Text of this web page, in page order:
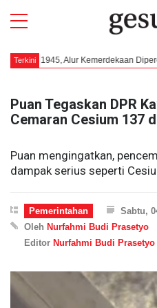
Terkini
1945, Alur Kemerdekaan Dipercepat:
Puan Tegaskan DPR
Cemaran Cesium 137
Puan mengingatkan,
dampak serius seperti
Pemerintahan
Sabtu,
Oleh Nurfahmi Budi Prasetyo
Editor Nurfahmi Budi Prasetyo